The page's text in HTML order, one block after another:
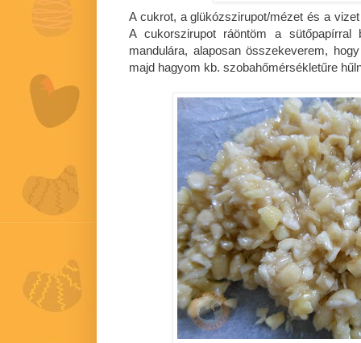
A cukrot, a glükózszirupot/mézet és a
A cukorszirupot ráöntöm a sütőpapírral
mandulára, alaposan összekeverem,
majd hagyom kb. szobahőmérsékletűre